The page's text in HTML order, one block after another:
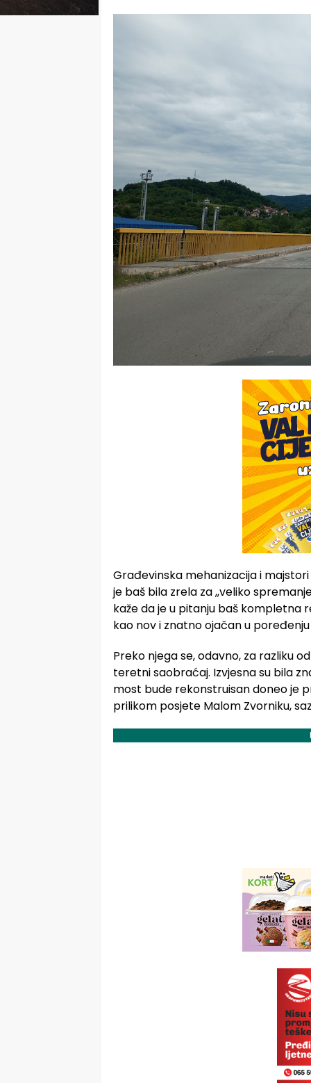
Građevinska mehanizacija i
je baš bila zrela za ,,veliko
kaže da je u pitanju baš kompletna
kao nov i znatno ojačan u
Preko njega se, odavno, za razliku
teretni saobraćaj. Izvjesna su bila
most bude rekonstruisan doneo je
prilikom posjete Malom Zvorniku,